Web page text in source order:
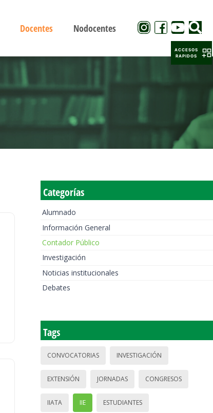
Docentes Nodocentes
Categorías
Alumnado
Información General
Contador Público
Investigación
Noticias institucionales
Debates
Tags
CONVOCATORIAS INVESTIGACIÓN
EXTENSIÓN JORNADAS CONGRESOS
IIATA IIE ESTUDIANTES
ACCESOS
RAPIDOS